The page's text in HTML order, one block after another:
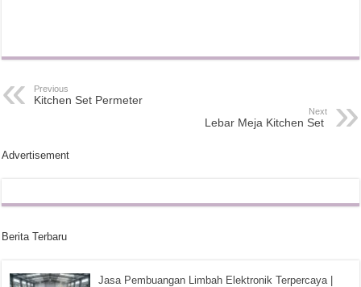
Previous
Kitchen Set Permeter
Next
Lebar Meja Kitchen Set
Advertisement
Berita Terbaru
Jasa Pembuangan Limbah Elektronik Terpercaya |